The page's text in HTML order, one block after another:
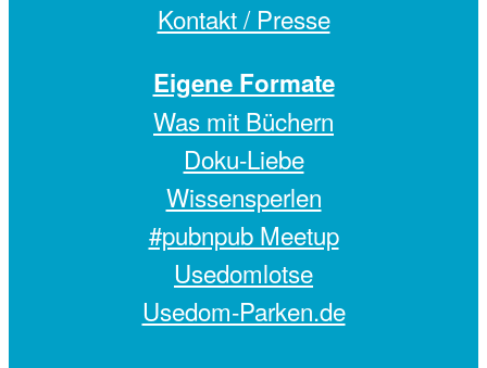
Kontakt / Presse
Eigene Formate
Was mit Büchern
Doku-Liebe
Wissensperlen
#pubnpub Meetup
Usedomlotse
Usedom-Parken.de